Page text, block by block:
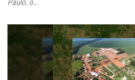
Paulo, o…